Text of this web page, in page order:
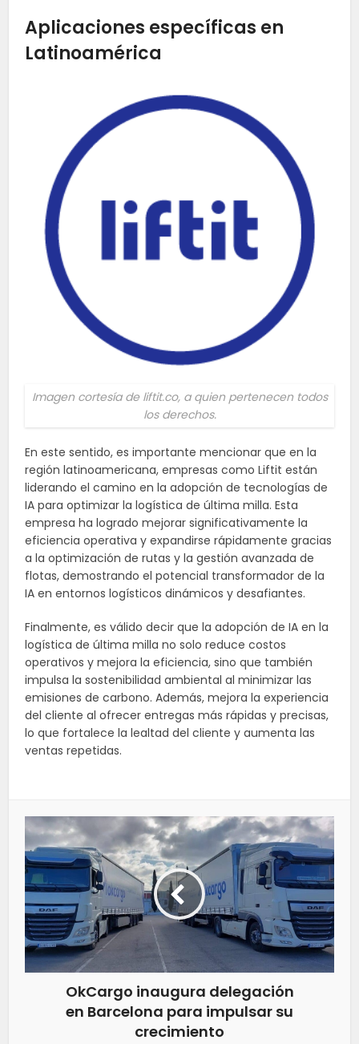
Aplicaciones específicas en
Latinoamérica
Imagen cortesía de liftit.co, a quien pertenecen todos
los derechos.
En este sentido, es importante mencionar que en la
región latinoamericana, empresas como Liftit están
liderando el camino en la adopción de tecnologías de
IA para optimizar la logística de última milla. Esta
empresa ha logrado mejorar significativamente la
eficiencia operativa y expandirse rápidamente gracias
a la optimización de rutas y la gestión avanzada de
flotas, demostrando el potencial transformador de la
IA en entornos logísticos dinámicos y desafiantes.
Finalmente, es válido decir que la adopción de IA en la
logística de última milla no solo reduce costos
operativos y mejora la eficiencia, sino que también
impulsa la sostenibilidad ambiental al minimizar las
emisiones de carbono. Además, mejora la experiencia
del cliente al ofrecer entregas más rápidas y precisas,
lo que fortalece la lealtad del cliente y aumenta las
ventas repetidas.
OkCargo inaugura delegación
en Barcelona para impulsar su
crecimiento